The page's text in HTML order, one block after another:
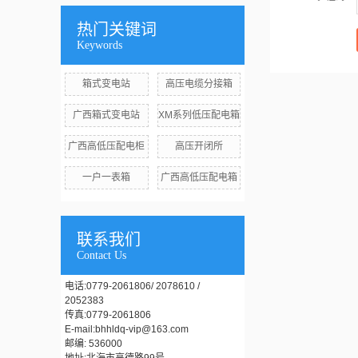
热门关键词
Keywords
箱式变电站 高压电缆分接箱
广西箱式变电站 XM系列低压配电箱
广西高低压配电柜 高压开闭所
一户一表箱 广西高低压配电箱
联系我们
Contact Us
电话:0779-2061806/ 2078610 /
2052383
传真:0779-2061806
E-mail:bhhldq-vip@163.com
邮编: 536000